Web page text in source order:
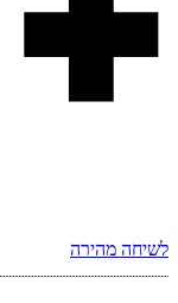
לשיחה מהירה